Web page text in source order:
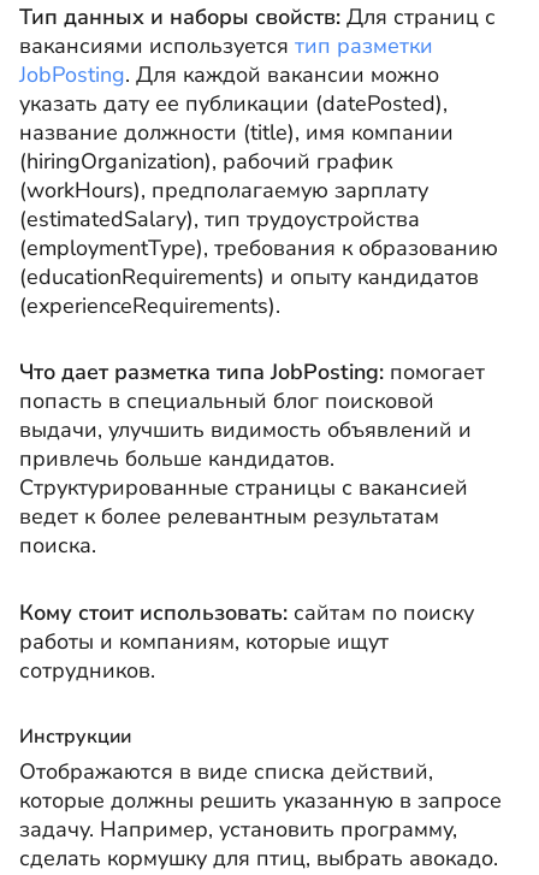
Тип данных и наборы свойств: Для страниц с
вакансиями используется тип разметки
JobPosting. Для каждой вакансии можно
указать дату ее публикации (datePosted),
название должности (title), имя компании
(hiringOrganization), рабочий график
(workHours), предполагаемую зарплату
(estimatedSalary), тип трудоустройства
(employmentType), требования к образованию
(educationRequirements) и опыту кандидатов
(experienceRequirements).
Что дает разметка типа JobPosting: помогает
попасть в специальный блог поисковой
выдачи, улучшить видимость объявлений и
привлечь больше кандидатов.
Структурированные страницы с вакансией
ведет к более релевантным результатам
поиска.
Кому стоит использовать: сайтам по поиску
работы и компаниям, которые ищут
сотрудников.
Инструкции
Отображаются в виде списка действий,
которые должны решить указанную в запросе
задачу. Например, установить программу,
сделать кормушку для птиц, выбрать авокадо.